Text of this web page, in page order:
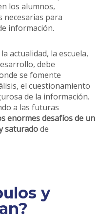
los alumnos,
necesarias para
información.
actualidad, la escuela,
debe
se fomente
el cuestionamiento
de la información.
a las futuras
enormes desafíos de un
saturadode
y